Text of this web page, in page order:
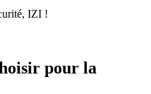
IZI !
pour la